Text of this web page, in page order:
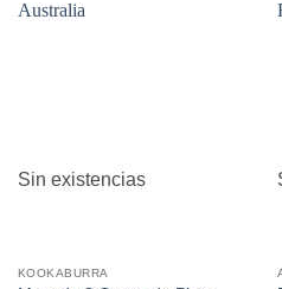
Sin existencias
KOOKABURRA